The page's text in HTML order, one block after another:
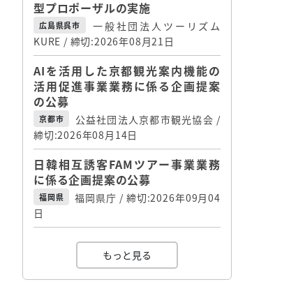
型プロポーザルの実施
広島県呉市
一般社団法人ツーリズム
KURE / 締切:2026年08月21日
AIを活用した京都観光案内機能の
活用促進事業業務に係る企画提案
の公募
京都市
公益社団法人京都市観光協会 /
締切:2026年08月14日
日韓相互誘客FAMツアー事業業務
に係る企画提案の公募
福岡県
福岡県庁 / 締切:2026年09月04
日
もっと見る